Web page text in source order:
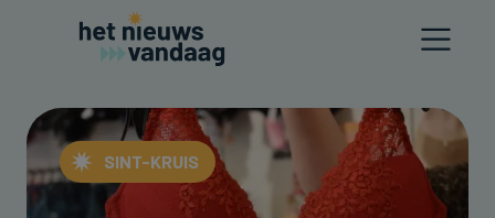
SINT-KRUIS